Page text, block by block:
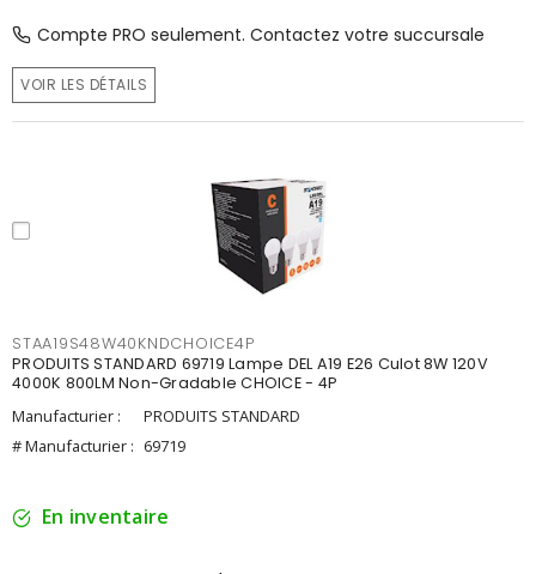
Compte PRO seulement. Contactez votre succursale
VOIR LES DÉTAILS
STAA19S48W40KNDCHOICE4P
PRODUITS STANDARD 69719 Lampe DEL A19 E26 Culot 8W 120V
4000K 800LM Non-Gradable CHOICE - 4P
Manufacturier :
PRODUITS STANDARD
# Manufacturier : 69719
En inventaire